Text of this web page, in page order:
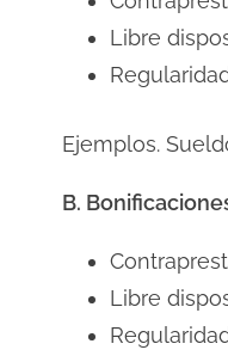
Libre
Ejemplos.
B.
Libre